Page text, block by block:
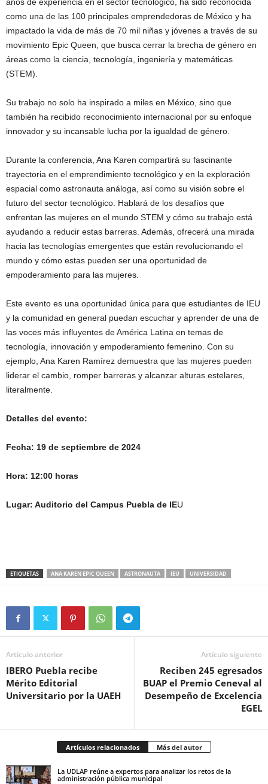
como una de las 100 principales emprendedoras de México y ha
impactado la vida de más de 70 mil niñas y jóvenes a través de su
movimiento Epic Queen, que busca cerrar la brecha de género en
áreas como la ciencia, tecnología, ingeniería y matemáticas
(STEM).
Su trabajo no solo ha inspirado a miles en México, sino que
también ha recibido reconocimiento internacional por su enfoque
innovador y su incansable lucha por la igualdad de género.
Durante la conferencia, Ana Karen compartirá su fascinante
trayectoria en el emprendimiento tecnológico y en la exploración
espacial como astronauta análoga, así como su visión sobre el
futuro del sector tecnológico. Hablará de los desafíos que
enfrentan las mujeres en el mundo STEM y cómo su trabajo está
ayudando a reducir estas barreras. Además, ofrecerá una mirada
hacia las tecnologías emergentes que están revolucionando el
mundo y cómo estas pueden ser una oportunidad de
empoderamiento para las mujeres.
Este evento es una oportunidad única para que estudiantes de IEU
y la comunidad en general puedan escuchar y aprender de una de
las voces más influyentes de América Latina en temas de
tecnología, innovación y empoderamiento femenino. Con su
ejemplo, Ana Karen Ramírez demuestra que las mujeres pueden
liderar el cambio, romper barreras y alcanzar alturas estelares,
literalmente.
Detalles del evento:
Fecha: 19 de septiembre de 2024
Hora: 12:00 horas
Lugar: Auditorio del Campus Puebla de IEU
ETIQUETAS ANA KAREN EPIC QUEEN ASTRONAUTA IEU UNIVERSIDAD
Artículo anterior
IBERO Puebla recibe
Mérito Editorial
Universitario por la UAEH
Artículo siguiente
Reciben 245 egresados
BUAP el Premio Ceneval al
Desempeño de Excelencia
EGEL
Artículos relacionados Más del autor
La UDLAP reúne a expertos para analizar los retos de la
administración pública municipal